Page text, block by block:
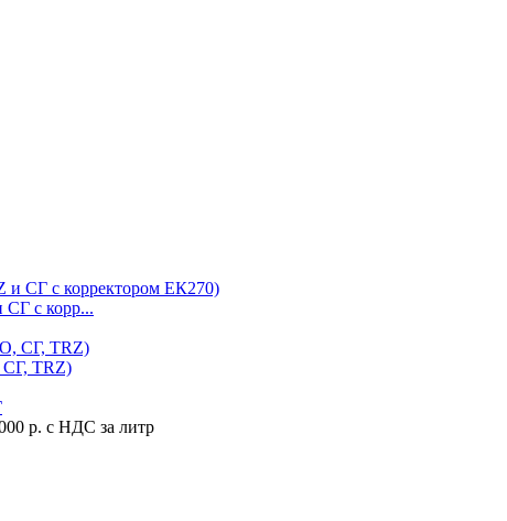
с корр...
TRZ)
р. с НДС за литр